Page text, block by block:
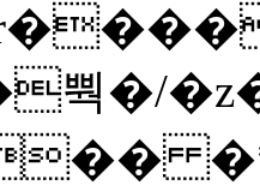
뿩�/